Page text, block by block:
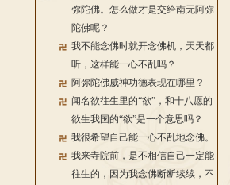
弥陀佛。怎么做才是交给南无阿弥
陀佛呢？
我不能念佛时就开念佛机，天天都
听，这样能一心不乱吗？
阿弥陀佛威神功德表现在哪里？
闻名欲往生里的“欲”，和十八愿的
欲生我国的“欲”是一个意思吗？
我很希望自己能一心不乱地念佛。
我来寺院前，是不相信自己一定能
往生的，因为我念佛断断续续，不